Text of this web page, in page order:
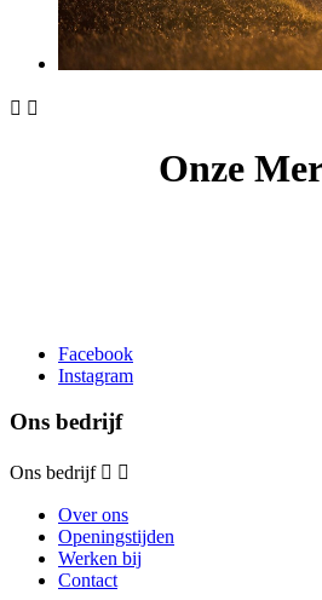
 
Onze
Facebook
Instagram
Ons bedrijf
Ons bedrijf  
Over ons
Openingstijden
Werken bij
Contact